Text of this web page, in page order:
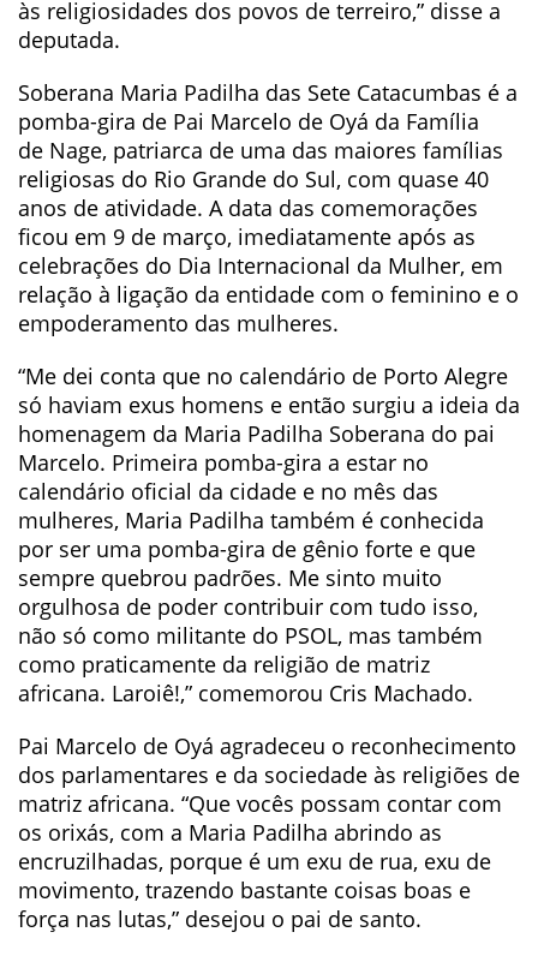
às religiosidades dos povos de terreiro,” disse a
deputada.
Soberana Maria Padilha das Sete Catacumbas é a
pomba-gira de Pai Marcelo de Oyá da Família
de Nage, patriarca de uma das maiores famílias
religiosas do Rio Grande do Sul, com quase 40
anos de atividade. A data das comemorações
ficou em 9 de março, imediatamente após as
celebrações do Dia Internacional da Mulher, em
relação à ligação da entidade com o feminino e o
empoderamento das mulheres.
“Me dei conta que no calendário de Porto Alegre
só haviam exus homens e então surgiu a ideia da
homenagem da Maria Padilha Soberana do pai
Marcelo. Primeira pomba-gira a estar no
calendário oficial da cidade e no mês das
mulheres, Maria Padilha também é conhecida
por ser uma pomba-gira de gênio forte e que
sempre quebrou padrões. Me sinto muito
orgulhosa de poder contribuir com tudo isso,
não só como militante do PSOL, mas também
como praticamente da religião de matriz
africana. Laroiê!,” comemorou Cris Machado.
Pai Marcelo de Oyá agradeceu o reconhecimento
dos parlamentares e da sociedade às religiões de
matriz africana. “Que vocês possam contar com
os orixás, com a Maria Padilha abrindo as
encruzilhadas, porque é um exu de rua, exu de
movimento, trazendo bastante coisas boas e
força nas lutas,” desejou o pai de santo.